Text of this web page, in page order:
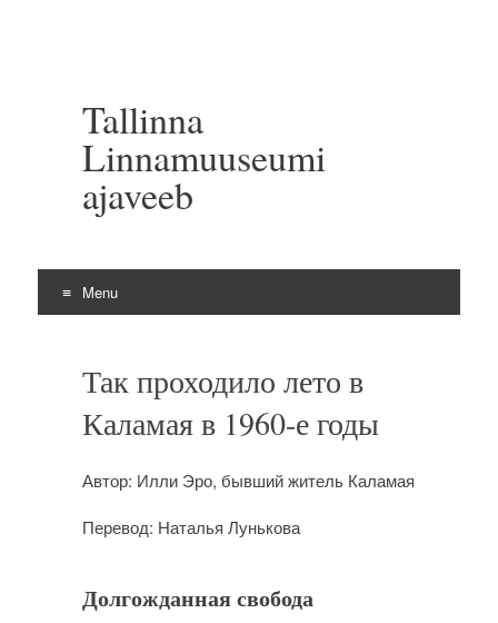
Tallinna
Linnamuuseumi
ajaveeb
Menu
Так проходило лето в
Каламая в 1960-е годы
Автор: Илли Эро, бывший житель Каламая
Перевод: Наталья Лунькова
Долгожданная свобода